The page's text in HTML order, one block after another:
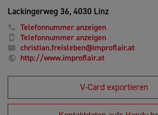
Lackingerweg 36, 4030 Linz
Telefonnummer anzeigen
Telefonnummer anzeigen
christian.freisleben@improflair.at
http://www.improflair.at
V-Card exportieren